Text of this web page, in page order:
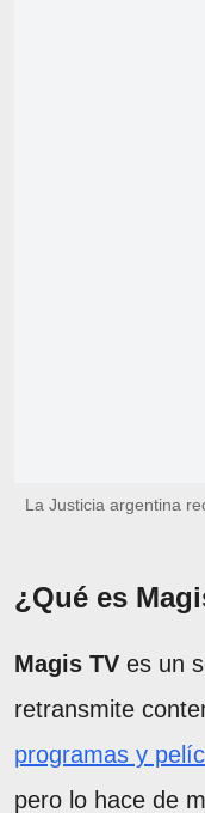
La Justicia argentina
¿Qué es
Magis TV es un
retransmite
programas y
pero lo hace de